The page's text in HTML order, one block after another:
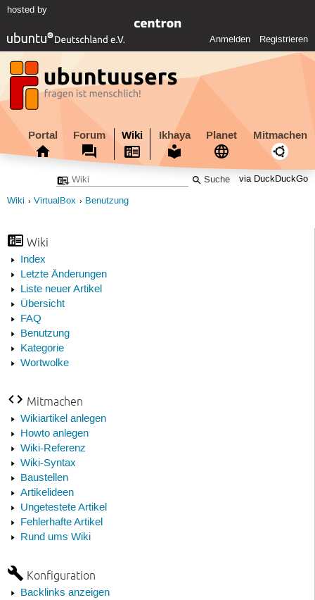
hosted by
Anmelden Registrieren
Portal Forum Wiki Ikhaya Planet Mitmachen
via DuckDuckGo
Wiki VirtualBox Benutzung
Wiki
Index
Letzte Änderungen
Liste neuer Artikel
Übersicht
FAQ
Benutzung
Kategorie
Wortwolke
Mitmachen
Wikiartikel anlegen
Howto anlegen
Wiki-Referenz
Wiki-Syntax
Baustellen
Artikelideen
Ungetestete Artikel
Fehlerhafte Artikel
Rund ums Wiki
Konfiguration
Backlinks anzeigen